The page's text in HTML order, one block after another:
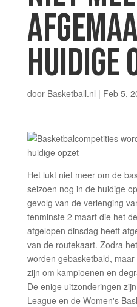
HUIDIGE
door Basketball.nl | Feb 5,
Het lukt niet meer om de
seizoen nog in de huidige
gevolg van de verlenging
tenminste 2 maart die het
afgelopen dinsdag heeft
van de routekaart. Zodra
worden gebasketbald,
zijn om kampioenen en
De enige uitzonderingen
League en de Women's